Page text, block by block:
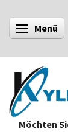
Anzeige
Menü
Möchten